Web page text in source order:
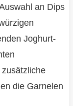
an Dips
Joghurt-
die Garnelen